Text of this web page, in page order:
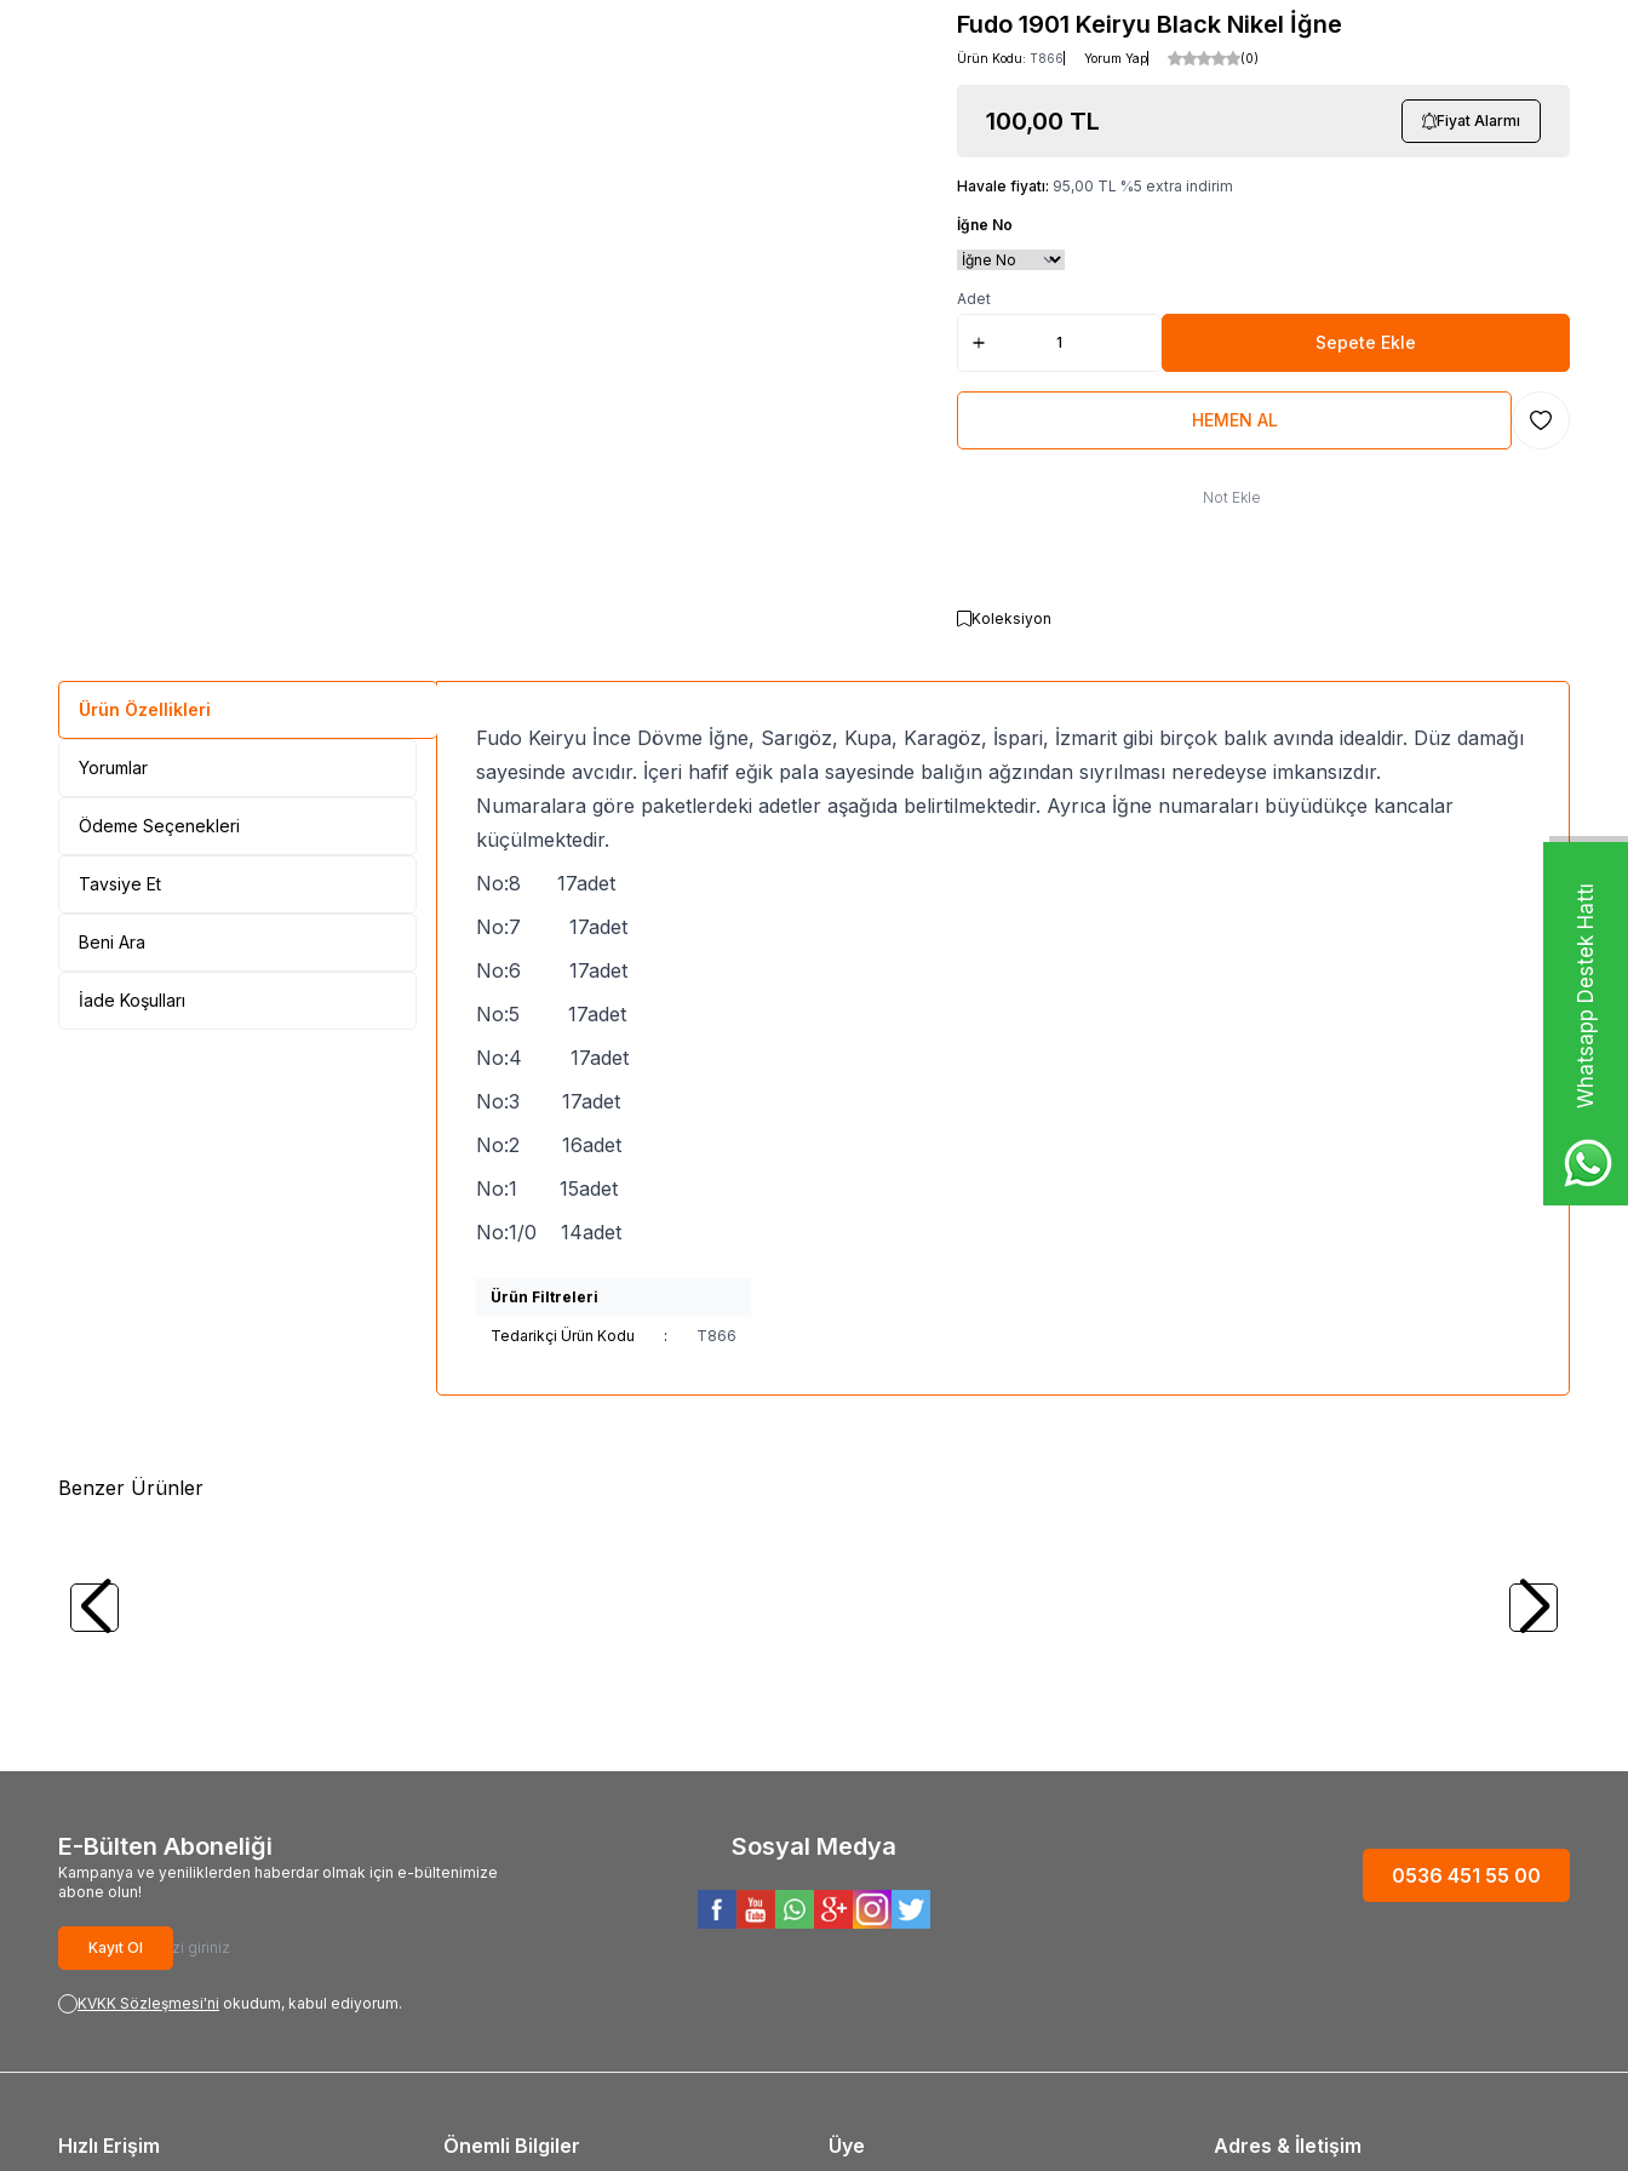
Whatsapp Destek Hattı
Fudo 1901 Keiryu Black Nikel İğne
Ürün Kodu: T866 Yorum Yap (0)
100,00 TL Fiyat Alarmı
Havale fiyatı: 95,00 TL %5 extra indirim
İğne No
Adet
Sepete Ekle
HEMEN AL Favoriye
Not Ekle
Koleksiyon
Ürün Özellikleri
Yorumlar
Ödeme Seçenekleri
Tavsiye Et
Beni Ara
İade Koşulları
Fudo Keiryu İnce Dövme İğne, Sarıgöz, Kupa, Karagöz, İspari, İzmarit gibi birçok balık avında idealdir. Düz damağı
sayesinde avcıdır. İçeri hafif eğik paIa sayesinde balığın ağzından sıyrılması neredeyse imkansızdır.
Numaralara göre paketlerdeki adetler aşağıda belirtilmektedir. Ayrıca İğne numaraları büyüdükçe kancalar
küçülmektedir.
No:8 17adet
No:7 17adet
No:6 17adet
No:5 17adet
No:4 17adet
No:3 17adet
No:2 16adet
No:1 15adet
No:1/0 14adet
Ürün Filtreleri
Tedarikçi Ürün Kodu : T866
Benzer Ürünler
Vurgun Çapari
İğne Yayı 11mm 10 Adet
Sasame Chinu F-714 Serisi Olta
E-Bülten Aboneliği
Kampanya ve yeniliklerden haberdar olmak için e-bültenimize
abone olun!
Kayıt Ol
KVKK Sözleşmesi'ni okudum, kabul ediyorum.
Sosyal Medya
0536 451 55 00
Adres & İletişim
Hızlı Erişim Önemli Bilgiler Üye